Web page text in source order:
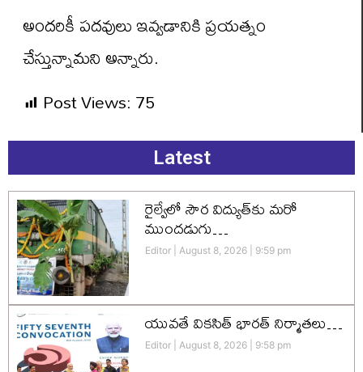
అందరికీ పదవులు ఇవ్వడానికి ప్రయత్నం
చేస్తున్నామని అన్నారు.
Post Views:75
Latest
రైల్వేలో సౌర విద్యుత్‌కు మరో
ముందడుగు…
Editor August 8, 2026 9:59 pm
యువతే వికసిత్‌ భారత్‌ నిర్మాతలు…
Editor August 8, 2026 9:58 pm